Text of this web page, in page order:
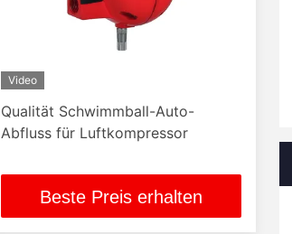
Video
Qualität Schwimmball-Auto-
Abfluss für Luftkompressor
Beste Preis erhalten